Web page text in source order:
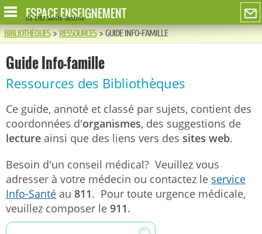
ESPACE ENSEIGNEMENT
du CHU Sainte-Justine
BIBLIOTHÈQUES>RESSOURCES>GUIDE INFO-FAMILLE
Guide Info-famille
Ressources des Bibliothèques
Ce guide, annoté et classé par sujets, contient des
coordonnées d'organismes, des suggestions de
lecture ainsi que des liens vers des sites web.
Besoin d'un conseil médical? Veuillez vous
adresser à votre médecin ou contactez le service
Info-Santé au 811. Pour toute urgence médicale,
veuillez composer le 911.